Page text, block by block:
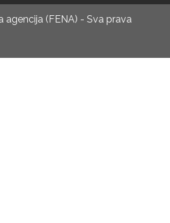
agencija (FENA) - Sva prava